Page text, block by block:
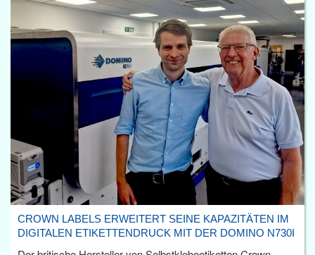
CROWN LABELS ERWEITERT SEINE KAPAZITÄTEN IM
DIGITALEN ETIKETTENDRUCK MIT DER DOMINO N730I